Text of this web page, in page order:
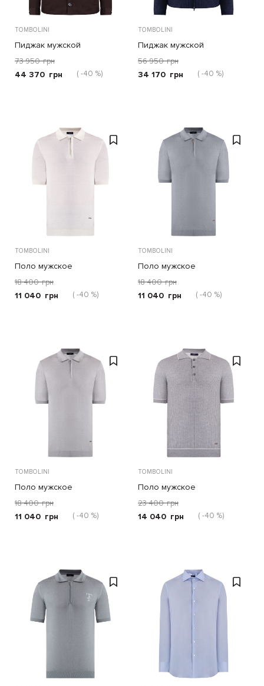
TOMBOLINI
Пиджак мужской
73 950 грн
44 370 грн ( -40 %)
TOMBOLINI
Пиджак мужской
56 950 грн
34 170 грн ( -40 %)
TOMBOLINI
Поло мужское
18 400 грн
11 040 грн ( -40 %)
TOMBOLINI
Поло мужское
18 400 грн
11 040 грн ( -40 %)
TOMBOLINI
Поло мужское
18 400 грн
11 040 грн ( -40 %)
TOMBOLINI
Поло мужское
23 400 грн
14 040 грн ( -40 %)